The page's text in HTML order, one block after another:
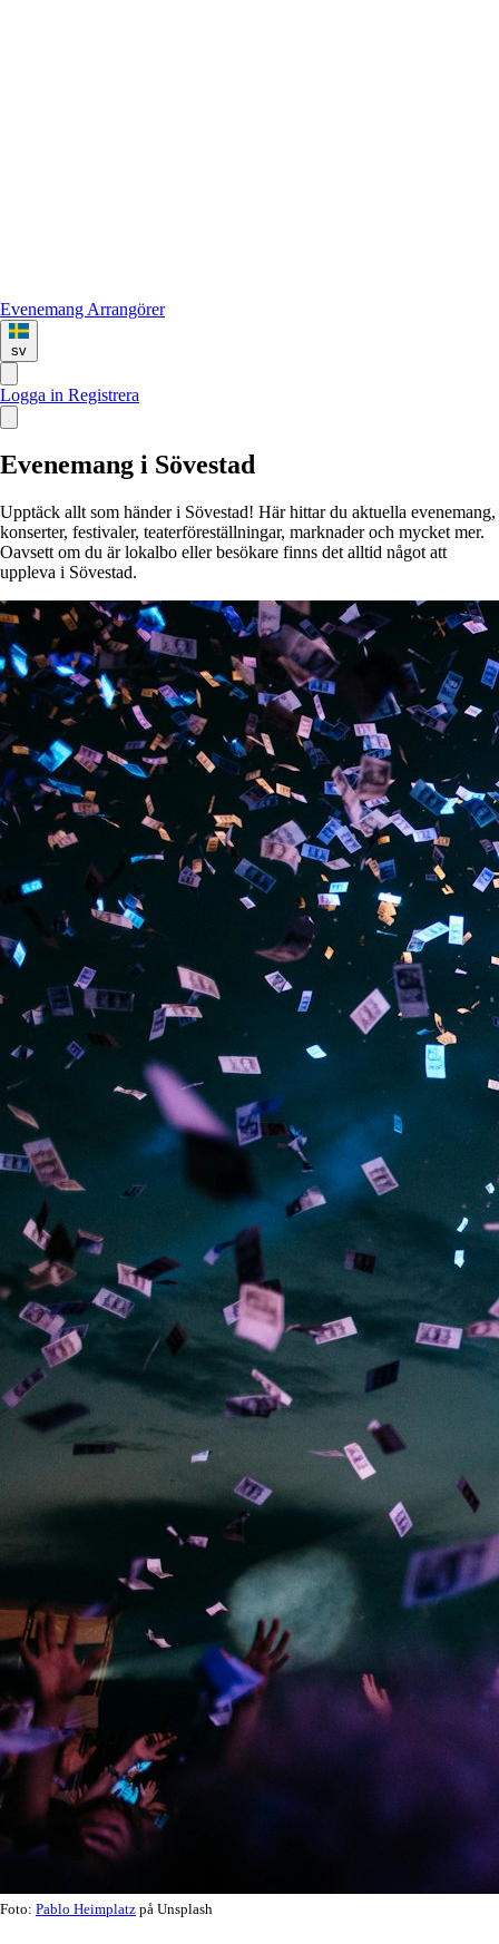
Evenemang Arrangörer
sv
Logga in Registrera
Evenemang i Sövestad
Upptäck allt som händer i Sövestad! Här hittar du aktuella evenemang,
konserter, festivaler, teaterföreställningar, marknader och mycket mer.
Oavsett om du är lokalbo eller besökare finns det alltid något att
uppleva i Sövestad.
Foto: Pablo Heimplatz på Unsplash